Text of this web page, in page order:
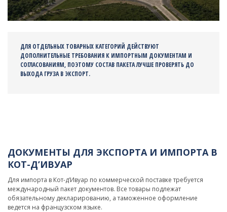
ДЛЯ ОТДЕЛЬНЫХ ТОВАРНЫХ КАТЕГОРИЙ ДЕЙСТВУЮТ
ДОПОЛНИТЕЛЬНЫЕ ТРЕБОВАНИЯ К ИМПОРТНЫМ ДОКУМЕНТАМ И
СОГЛАСОВАНИЯМ, ПОЭТОМУ СОСТАВ ПАКЕТА ЛУЧШЕ ПРОВЕРЯТЬ ДО
ВЫХОДА ГРУЗА В ЭКСПОРТ.
ДОКУМЕНТЫ ДЛЯ ЭКСПОРТА И ИМПОРТА В
КОТ-Д’ИВУАР
Для импорта в Кот-д’Ивуар по коммерческой поставке требуется
международный пакет документов. Все товары подлежат
обязательному декларированию, а таможенное оформление
ведется на французском языке.